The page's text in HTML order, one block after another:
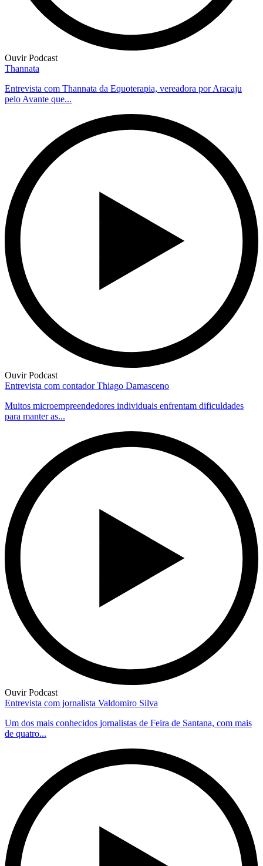
Ouvir Podcast
Thannata
Entrevista com Thannata da Equoterapia, vereadora por Aracaju
pelo Avante que...
Ouvir Podcast
Entrevista com contador Thiago Damasceno
Muitos microempreendedores individuais enfrentam dificuldades
para manter as...
Ouvir Podcast
Entrevista com jornalista Valdomiro Silva
Um dos mais conhecidos jornalistas de Feira de Santana, com mais
de quatro...